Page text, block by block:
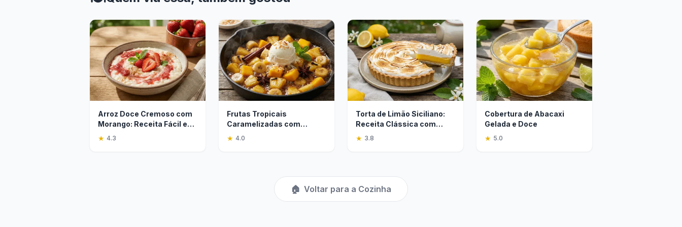
Arroz Doce Cremoso com
Morango: Receita Fácil e
Refrescante
★ 4.3
Frutas Tropicais
Caramelizadas com
Especiarias: Receita Fácil
★ 4.0
Torta de Limão Siciliano:
Receita Clássica com
Merengue
★ 3.8
Cobertura de Abacaxi
Gelada e Doce
★ 5.0
🏠 Voltar para a Cozinha